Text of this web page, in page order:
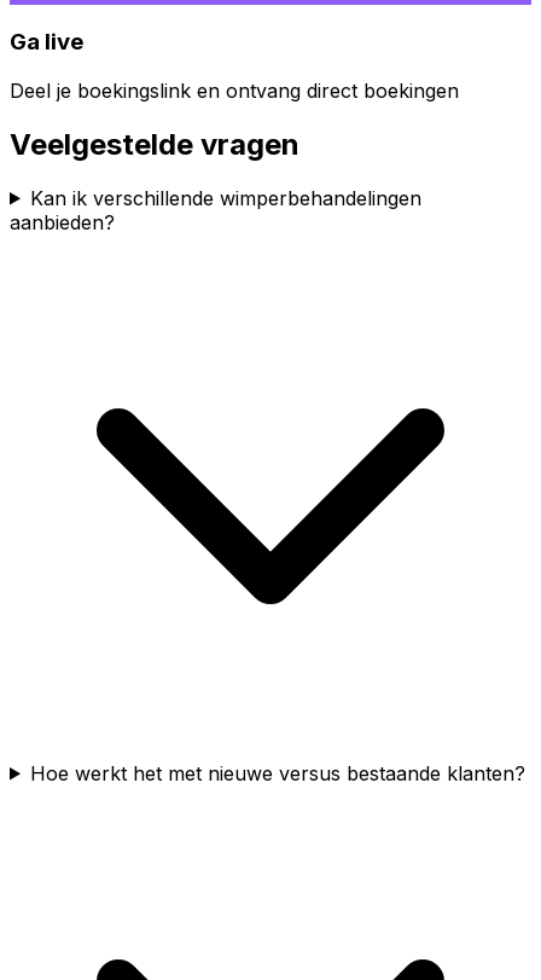
Ga live
Deel je boekingslink en ontvang direct boekingen
Veelgestelde vragen
Kan ik verschillende wimperbehandelingen
aanbieden?
Hoe werkt het met nieuwe versus bestaande klanten?